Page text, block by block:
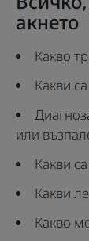
акнето
Какво
Какви
или
Какви
Какви
Какво